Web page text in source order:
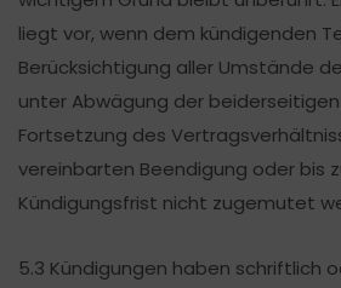
liegt vor, wenn dem kündigenden
Berücksichtigung aller Umstände
unter Abwägung der
Fortsetzung des
vereinbarten Beendigung oder bis
Kündigungsfrist nicht zugemutet
5.3 Kündigungen haben schriftlich